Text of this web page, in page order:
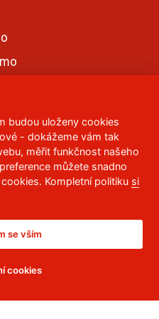
databází
konzultace
,
036 112, 466 036 113
budou uloženy cookies
- dokážeme vám tak
měřit funkčnost našeho
můžete snadno
Kompletní politiku si
se vším
cookies